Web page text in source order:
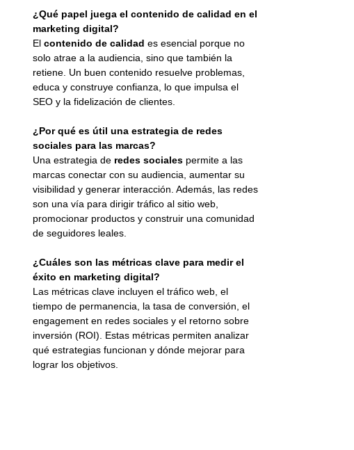
¿Qué papel juega el contenido de calidad en el
marketing digital?
El contenido de calidad es esencial porque no
solo atrae a la audiencia, sino que también la
retiene. Un buen contenido resuelve problemas,
educa y construye confianza, lo que impulsa el
SEO y la fidelización de clientes.
¿Por qué es útil una estrategia de redes
sociales para las marcas?
Una estrategia de redes sociales permite a las
marcas conectar con su audiencia, aumentar su
visibilidad y generar interacción. Además, las redes
son una vía para dirigir tráfico al sitio web,
promocionar productos y construir una comunidad
de seguidores leales.
¿Cuáles son las métricas clave para medir el
éxito en marketing digital?
Las métricas clave incluyen el tráfico web, el
tiempo de permanencia, la tasa de conversión, el
engagement en redes sociales y el retorno sobre
inversión (ROI). Estas métricas permiten analizar
qué estrategias funcionan y dónde mejorar para
lograr los objetivos.